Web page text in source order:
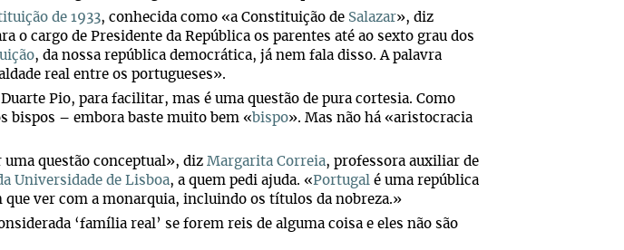
de 1933, conhecida como «a Constituição de Salazar», diz
o cargo de Presidente da República os parentes até ao sexto grau dos
, da nossa república democrática, já nem fala disso. A palavra
real entre os portugueses».
Pio, para facilitar, mas é uma questão de pura cortesia. Como
bispos – embora baste muito bem «bispo». Mas não há «aristocracia
questão conceptual», diz Margarita Correia, professora auxiliar de
Universidade de Lisboa, a quem pedi ajuda. «Portugal é uma república
que ver com a monarquia, incluindo os títulos da nobreza.»
‘família real’ se forem reis de alguma coisa e eles não são